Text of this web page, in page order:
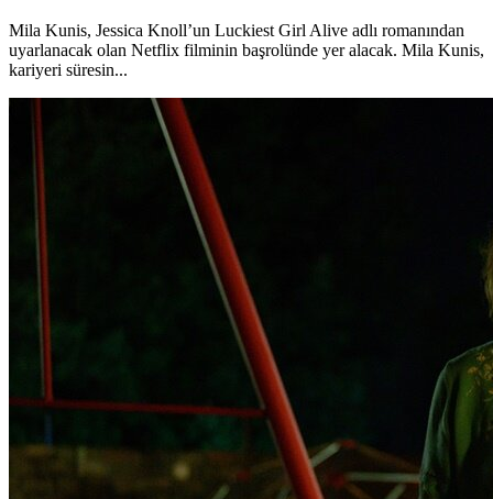
Mila Kunis, Jessica Knoll’un Luckiest Girl Alive adlı romanından
uyarlanacak olan Netflix filminin başrolünde yer alacak. Mila Kunis,
kariyeri süresin...